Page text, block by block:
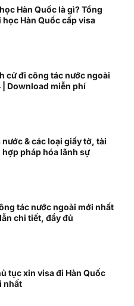
Hàn Quốc là gì? Tổng
Hàn Quốc cấp visa
cử đi công tác nước ngoài
Download miễn phí
nước & các loại giấy tờ, tài
pháp hóa lãnh sự
tác nước ngoài mới nhất
chi tiết, đầy đủ
tục xin visa đi Hàn Quốc
nhất